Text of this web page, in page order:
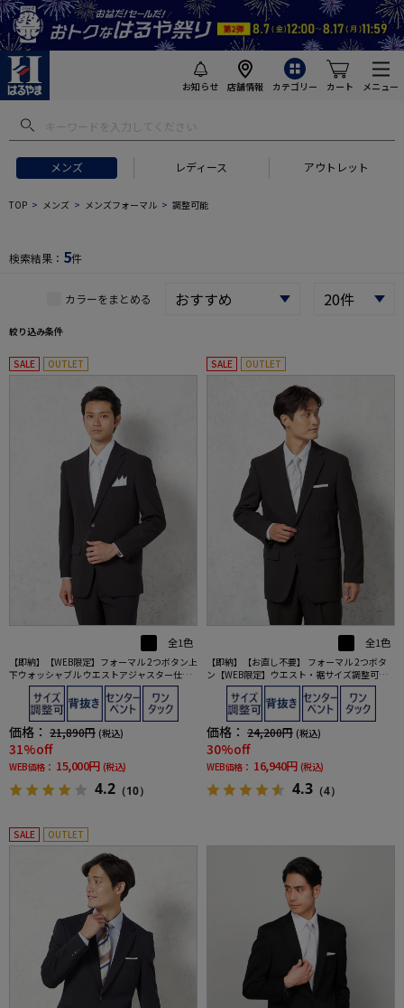
お知らせ 店舗情報 カテゴリー カート メニュー
メンズ レディース アウトレット
フトにおすすめ #セットアップ スーツ
TOP メンズ メンズフォーマル 調整可能
検索結果： 5件
カラーをまとめる
絞り込み条件
SALE OUTLET
全1色
【即納】【WEB限定】フォーマル 2つボタン上
下ウォッシャブル ウエストアジャスター仕様
黒無地 通年 礼服
価格： 21,890円 (税込)
31%off
WEB価格： 15,000円 (税込)
4.2 （10）
SALE OUTLET
全1色
【即納】【お直し不要】 フォーマル 2つボタ
ン【WEB限定】ウエスト・裾サイズ調整可能
上下ウォッシャブル 黒無地 通年 礼服
価格： 24,200円 (税込)
30%off
WEB価格： 16,940円 (税込)
4.3 （4）
SALE OUTLET